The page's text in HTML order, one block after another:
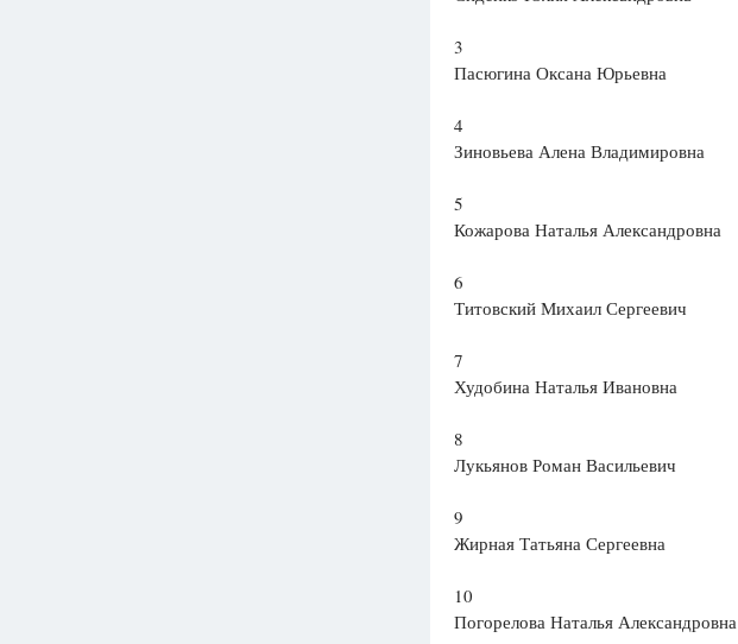
3
Пасюгина Оксана Юрьевна
4
Зиновьева Алена Владимировна
5
Кожарова Наталья Александровна
6
Титовский Михаил Сергеевич
7
Худобина Наталья Ивановна
8
Лукьянов Роман Васильевич
9
Жирная Татьяна Сергеевна
10
Погорелова Наталья Александровна